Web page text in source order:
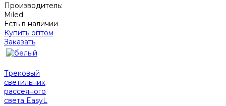
Производитель:
Miled
Есть в наличии
Купить оптом
Заказать
Трековый
светильник
рассеяного
света EasyL